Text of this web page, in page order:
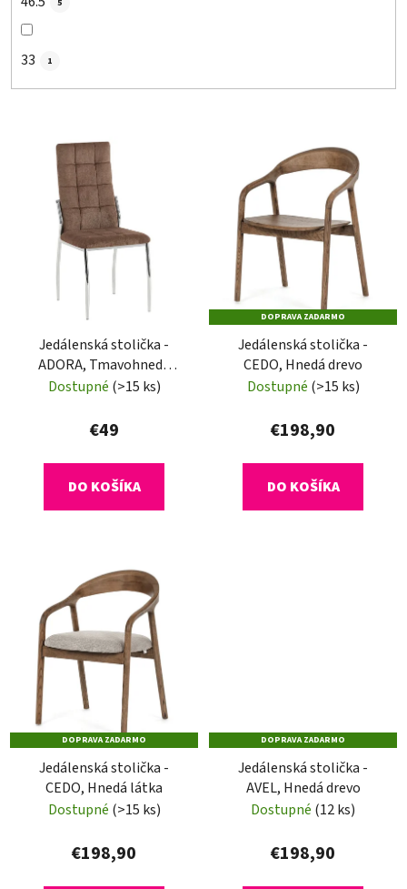
5
33 1
Jedálenská stolička -
ADORA, Tmavohnedá
látka
Dostupné (>15 ks)
€49
DO KOŠÍKA
DOPRAVA ZADARMO
Jedálenská stolička -
CEDO, Hnedá drevo
Dostupné (>15 ks)
€198,90
DO KOŠÍKA
DOPRAVA ZADARMO
Jedálenská stolička -
CEDO, Hnedá látka
Dostupné (>15 ks)
€198,90
DOPRAVA ZADARMO
Jedálenská stolička -
AVEL, Hnedá drevo
Dostupné (12 ks)
€198,90